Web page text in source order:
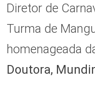
Diretor de
Turma de
homenageada
Doutora,